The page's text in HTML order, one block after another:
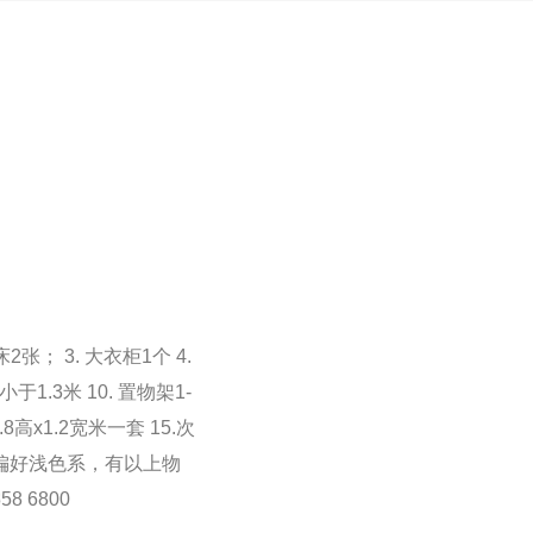
2张； 3. 大衣柜1个 4.
于1.3米 10. 置物架1-
高x1.2宽米一套 15.次
好浅色系，有以上物
6800